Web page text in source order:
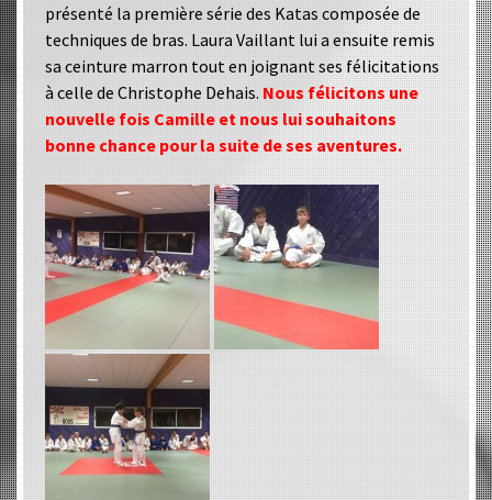
présenté la première série des Katas composée de
techniques de bras. Laura Vaillant lui a ensuite remis
sa ceinture marron tout en joignant ses félicitations
à celle de Christophe Dehais. Nous félicitons une
nouvelle fois Camille et nous lui souhaitons
bonne chance pour la suite de ses aventures.